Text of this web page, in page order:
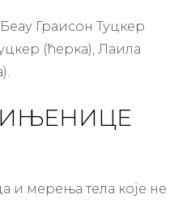
Граисон Туцкер
(ћерка), Лаила
и мерења тела које не